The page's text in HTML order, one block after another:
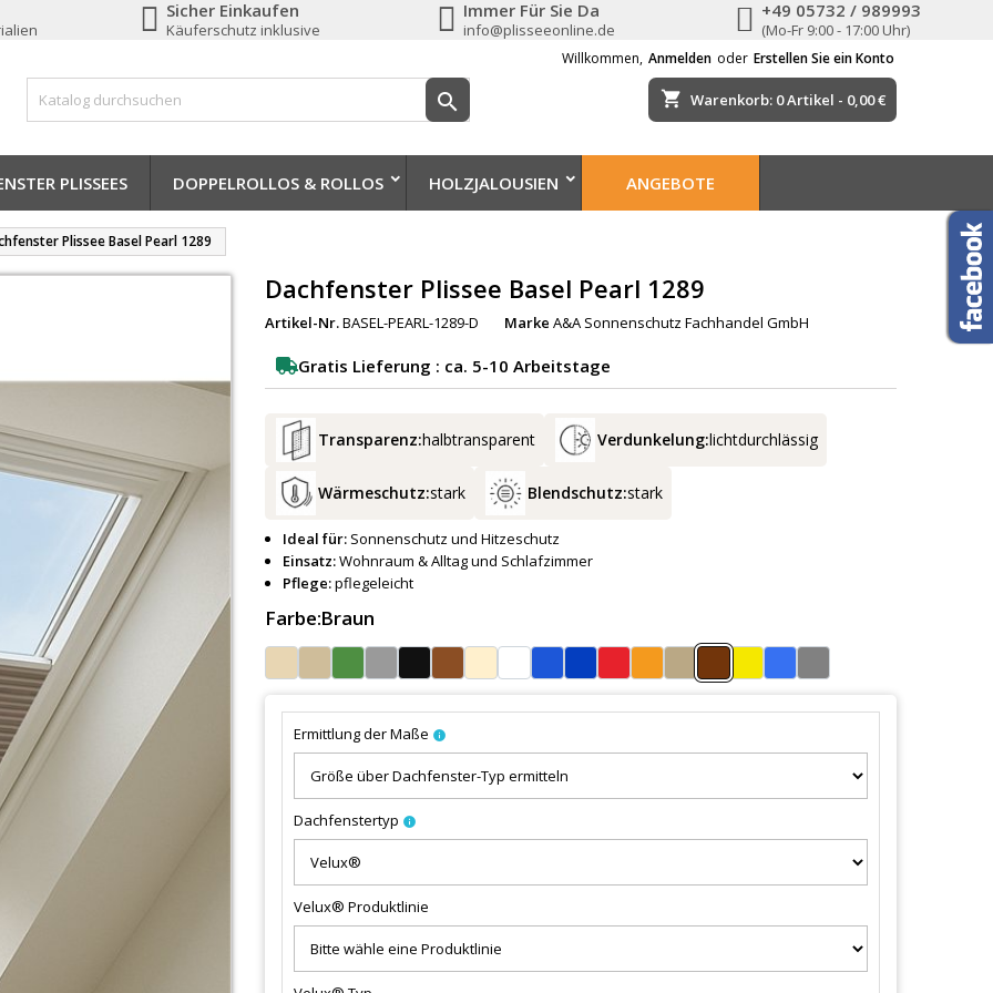
Sicher Einkaufen
Käuferschutz inklusive
Immer Für Sie Da
info@plisseeonline.de
+49 05732 / 989993
(Mo-Fr 9:00 - 17:00 Uhr)
Willkommen, Anmelden oder Erstellen Sie ein Konto
shopping_cart Warenkorb: 0Artikel - 0,00 €

PLISSEES DOPPELROLLOS & ROLLOS HOLZJALOUSIEN ANGEBOTE
Plissee Basel Pearl 1289
Dachfenster Plissee Basel Pearl 1289
Artikel-Nr.BASEL-PEARL-1289-D Marke A&A Sonnenschutz Fachhandel GmbH
Gratis Lieferung : ca. 5-10 Arbeitstage
Transparenz:halbtransparent Verdunkelung:lichtdurchlässig
Wärmeschutz:stark Blendschutz:stark
Ideal für: Sonnenschutz und Hitzeschutz
Einsatz:Wohnraum & Alltag und Schlafzimmer
Pflege:pflegeleicht
Farbe:Braun
Ermittlung der Maße info
Dachfenstertyp info
Velux® Produktlinie